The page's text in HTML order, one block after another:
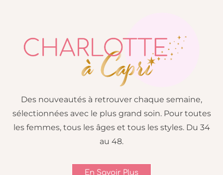
Des nouveautés à retrouver chaque semaine,
sélectionnées avec le plus grand soin. Pour toutes
les femmes, tous les âges et tous les styles. Du 34
au 48.
En Savoir Plus